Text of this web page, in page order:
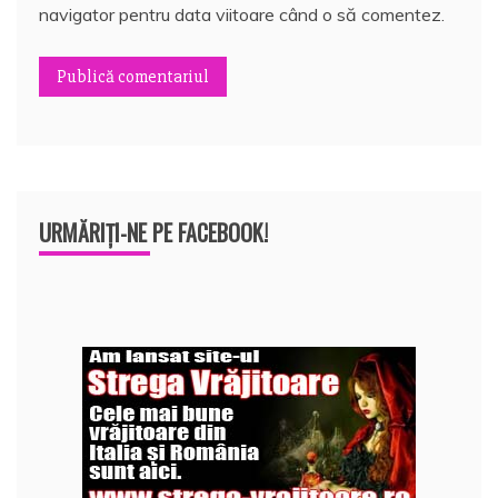
navigator pentru data viitoare când o să comentez.
URMĂRIȚI-NE PE FACEBOOK!